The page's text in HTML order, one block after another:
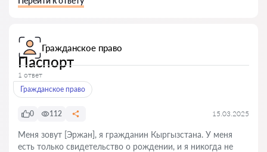
Гражданское право
Паспорт
1 ответ
Гражданское право
0 112 15.03.2025
Меня зовут [Эржан], я гражданин Кыргызстана. У меня
есть только свидетельство о рождении, и я никогда не